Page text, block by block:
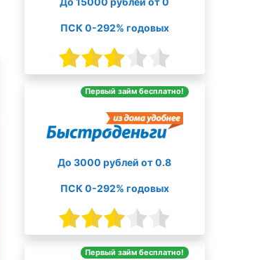
ПСК 0-292% годовых
Первый займ бесплатно!
До 3000 рублей от 0.8
ПСК 0-292% годовых
Первый займ бесплатно!